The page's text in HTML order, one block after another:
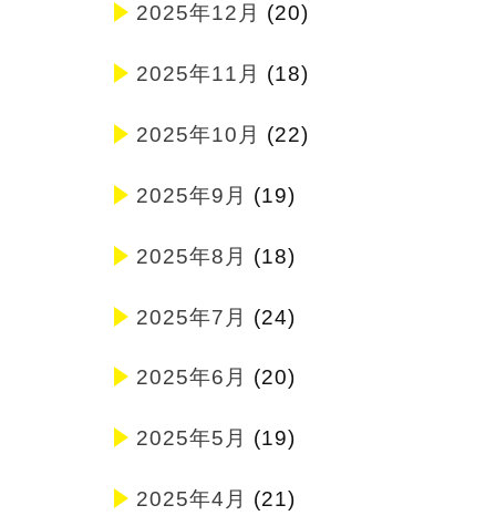
2025年12月 (20)
2025年11月 (18)
2025年10月 (22)
2025年9月 (19)
2025年8月 (18)
2025年7月 (24)
2025年6月 (20)
2025年5月 (19)
2025年4月 (21)